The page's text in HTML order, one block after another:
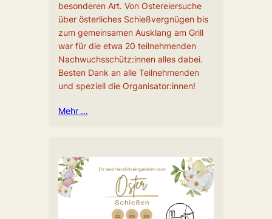
besonderen Art. Von Ostereiersuche
über österliches Schießvergnügen bis
zum gemeinsamen Ausklang am Grill
war für die etwa 20 teilnehmenden
Nachwuchsschütz:innen alles dabei.
Besten Dank an alle Teilnehmenden
und speziell die Organisator:innen!
Mehr …